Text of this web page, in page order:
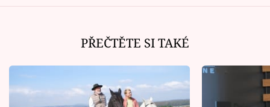
PŘEČTĚTE SI TAKÉ